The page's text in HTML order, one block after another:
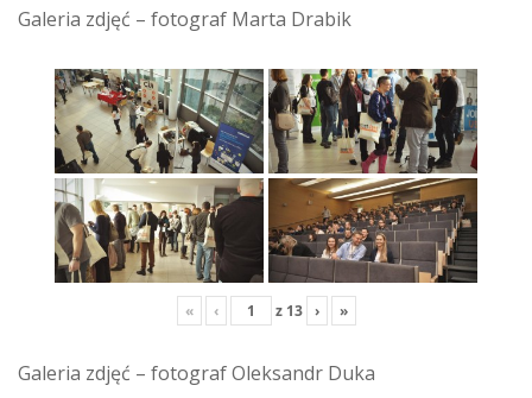
Galeria zdjęć – fotograf Marta Drabik
« ‹ z 13 › »
Galeria zdjęć – fotograf Oleksandr Duka